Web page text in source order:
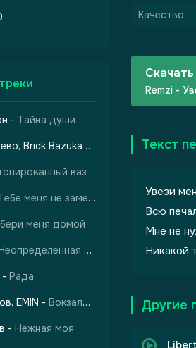
- Тайна души
Brick Bazuka Город Грехов
ваз
меня не заменить
меня домой
любовь
- Рада
EMIN - Вокзалы одиноких душ
- Нежная моя
Качество:
Скачать
Remzi -
Текст
Увези
Всю
Мне не
Никакой
Другие
Libert